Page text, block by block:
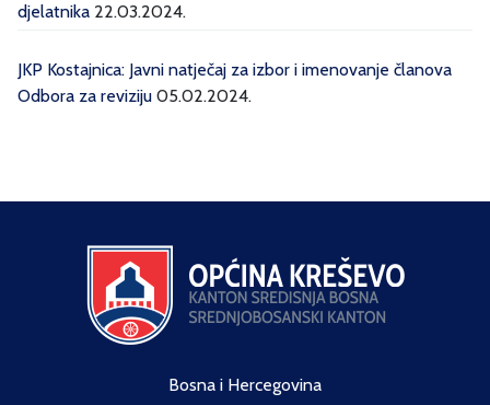
djelatnika 22.03.2024.
JKP Kostajnica: Javni natječaj za izbor i imenovanje članova
Odbora za reviziju 05.02.2024.
Bosna i Hercegovina